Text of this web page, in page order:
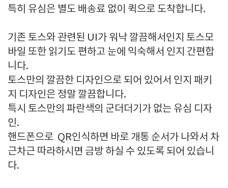
특히 유심은 별도 배송료 없이 퀵으로 도착합니다.
기존 토스와 관련된 UI가 워낙 깔끔해서인지 토스모
바일 또한 읽기도 편하고 눈에 익숙해서 인지 간편합
니다.
토스만의 깔끔한 디자인으로 되어 있어서 인지 패키
지 디자인은 정말 깔끔합니다.
특시 토스만의 파란색의 군더더기가 없는 유심 디자
인.
핸드폰으로 QR인식하면 바로 개통 순서가 나와서 차
근차근 따라하시면 금방 하실 수 있도록 되어 있습니
다.